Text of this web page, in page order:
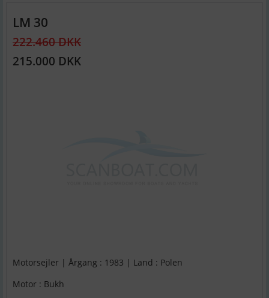
LM 30
222.460 DKK
215.000 DKK
Motorsejler | Årgang : 1983 | Land : Polen
Motor : Bukh